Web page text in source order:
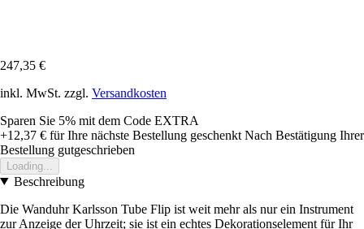
247,35 €
inkl. MwSt. zzgl. Versandkosten
Sparen Sie 5% mit dem Code EXTRA
+12,37 € für Ihre nächste Bestellung geschenkt Nach Bestätigung Ihrer
Bestellung gutgeschrieben
Loading...
Beschreibung
Die Wanduhr Karlsson Tube Flip ist weit mehr als nur ein Instrument
zur Anzeige der Uhrzeit; sie ist ein echtes Dekorationselement für Ihr